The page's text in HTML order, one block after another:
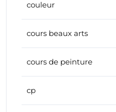
couleur
cours beaux arts
cours de peinture
cp